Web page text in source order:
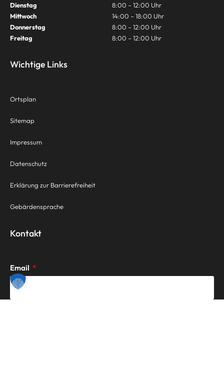
Dienstag
8:00 – 12:00 Uhr
Mittwoch
14:00 – 18:00 Uhr
Donnerstag
8:00 – 12:00 Uhr
Freitag
8:00 – 12:00 Uhr
Wichtige Links
Ortsplan
Sitemap
Impressum
Datenschutz
Erklärung zur Barrierefreiheit
Gebärdensprache
Kontakt
Email